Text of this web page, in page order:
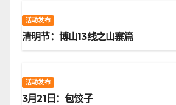
活动发布
清明节：博山13线之山寨篇
活动发布
3月21日：包饺子